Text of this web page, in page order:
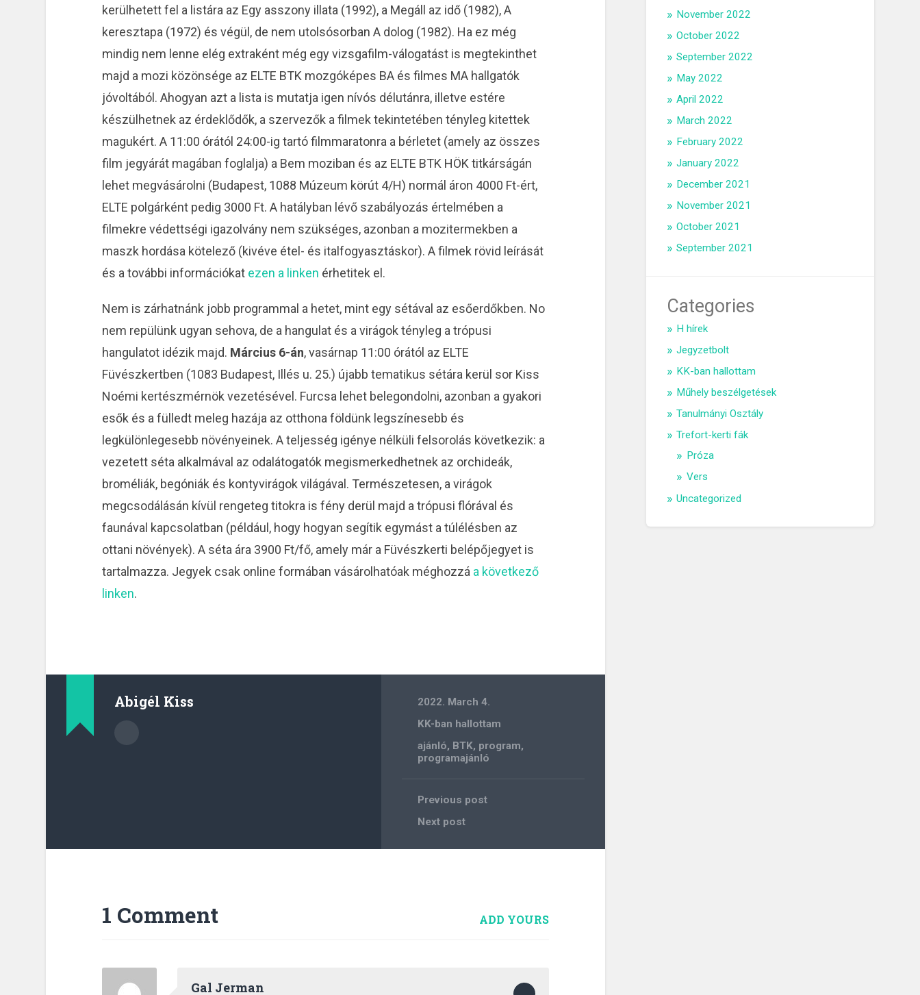
kerülhetett fel a listára az Egy asszony illata (1992), a Megáll az idő (1982), A
keresztapa (1972) és végül, de nem utolsósorban A dolog (1982). Ha ez még
mindig nem lenne elég extraként még egy vizsgafilm-válogatást is megtekinthet
majd a mozi közönsége az ELTE BTK mozgóképes BA és filmes MA hallgatók
jóvoltából. Ahogyan azt a lista is mutatja igen nívós délutánra, illetve estére
készülhetnek az érdeklődők, a szervezők a filmek tekintetében tényleg kitettek
magukért. A 11:00 órától 24:00-ig tartó filmmaratonra a bérletet (amely az összes
film jegyárát magában foglalja) a Bem moziban és az ELTE BTK HÖK titkárságán
lehet megvásárolni (Budapest, 1088 Múzeum körút 4/H) normál áron 4000 Ft-ért,
ELTE polgárként pedig 3000 Ft. A hatályban lévő szabályozás értelmében a
filmekre védettségi igazolvány nem szükséges, azonban a mozitermekben a
maszk hordása kötelező (kivéve étel- és italfogyasztáskor). A filmek rövid leírását
és a további információkat ezen a linken érhetitek el.
Nem is zárhatnánk jobb programmal a hetet, mint egy sétával az esőerdőkben. No
nem repülünk ugyan sehova, de a hangulat és a virágok tényleg a trópusi
hangulatot idézik majd. Március 6-án, vasárnap 11:00 órától az ELTE
Füvészkertben (1083 Budapest, Illés u. 25.) újabb tematikus sétára kerül sor Kiss
Noémi kertészmérnök vezetésével. Furcsa lehet belegondolni, azonban a gyakori
esők és a fülledt meleg hazája az otthona földünk legszínesebb és
legkülönlegesebb növényeinek. A teljesség igénye nélküli felsorolás következik: a
vezetett séta alkalmával az odalátogatók megismerkedhetnek az orchideák,
broméliák, begóniák és kontyvirágok világával. Természetesen, a virágok
megcsodálásán kívül rengeteg titokra is fény derül majd a trópusi flórával és
faunával kapcsolatban (például, hogy hogyan segítik egymást a túlélésben az
ottani növények). A séta ára 3900 Ft/fő, amely már a Füvészkerti belépőjegyet is
tartalmazza. Jegyek csak online formában vásárolhatóak méghozzá a következő
linken.
Abigél Kiss
2022. March 4.
KK-ban hallottam
ajánló, BTK, program,
programajánló
Previous post
Next post
1 Comment ADD YOURS
Gal Jerman
November 2022
October 2022
September 2022
May 2022
April 2022
March 2022
February 2022
January 2022
December 2021
November 2021
October 2021
September 2021
Categories
H hírek
Jegyzetbolt
KK-ban hallottam
Műhely beszélgetések
Tanulmányi Osztály
Trefort-kerti fák
Próza
Vers
Uncategorized